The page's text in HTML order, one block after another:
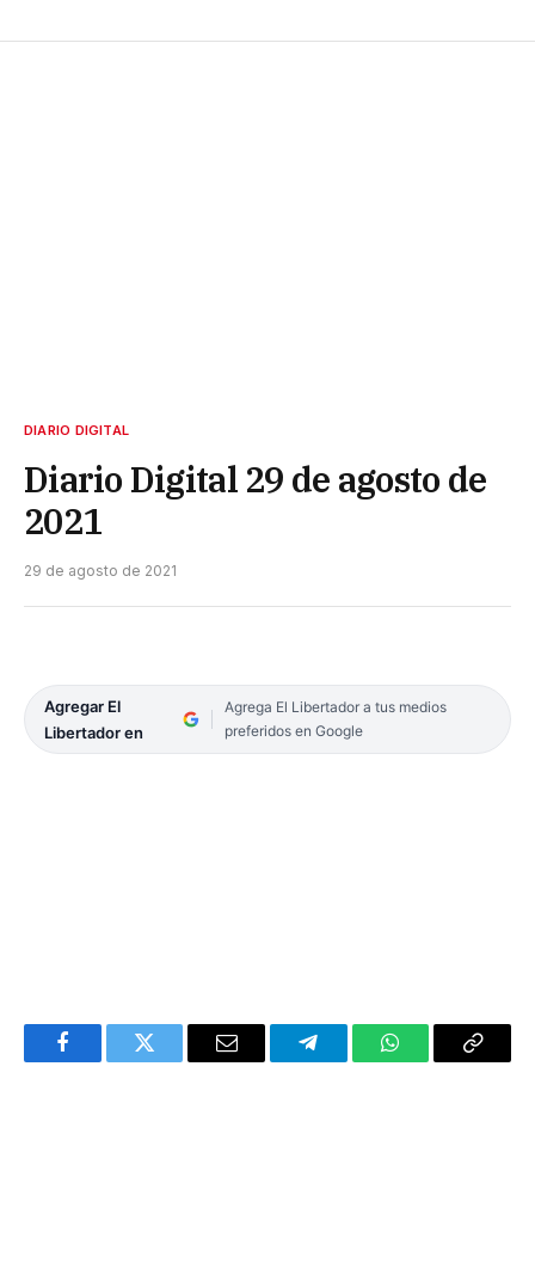
DIARIO DIGITAL
Diario Digital 29 de agosto de
2021
29 de agosto de 2021
Agregar El
Libertador en
Agrega El Libertador a tus medios
preferidos en Google
FacebookTwitter Email TelegramWhatsAppCopy